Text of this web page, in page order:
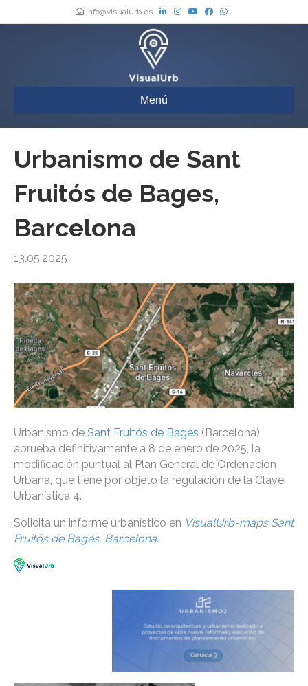
info@visualurb.es
Menú
Urbanismo de Sant
Fruitós de Bages,
Barcelona
13.05.2025
Urbanismo de Sant Fruitós de Bages (Barcelona)
aprueba definitivamente a 8 de enero de 2025, la
modificación puntual al Plan General de Ordenación
Urbana, que tiene por objeto la regulación de la Clave
Urbanística 4.
Solicita un informe urbanístico en VisualUrb-maps Sant
Fruitós de Bages, Barcelona.